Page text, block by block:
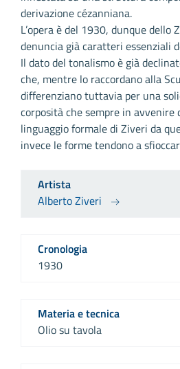
derivazione cézanniana.
L’opera è del 1930, dunque
denuncia già caratteri essenziali
Il dato del tonalismo è già
che, mentre lo raccordano alla
differenziano tuttavia per una
corposità che sempre in avvenire
linguaggio formale di Ziveri da
invece le forme tendono a
Artista
Alberto Ziveri
Cronologia
1930
Materia e tecnica
Olio su tavola